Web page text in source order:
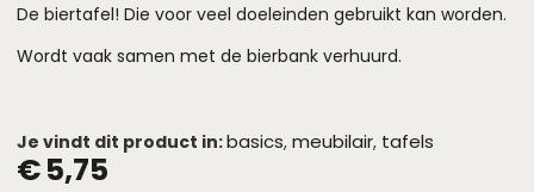
De biertafel! Die voor veel doeleinden gebruikt kan worden.
Wordt vaak samen met de bierbank verhuurd.
Je vindt dit product in:basics, meubilair, tafels
€5,75